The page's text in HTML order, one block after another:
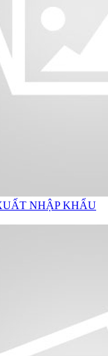
NHẬP KHẨU